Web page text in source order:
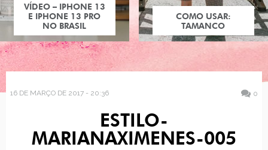
VÍDEO – IPHONE 13
E IPHONE 13 PRO
NO BRASIL
COMO USAR:
TAMANCO
16 DE MARÇO DE 2017 - 20:36 0
ESTILO-
MARIANAXIMENES-005